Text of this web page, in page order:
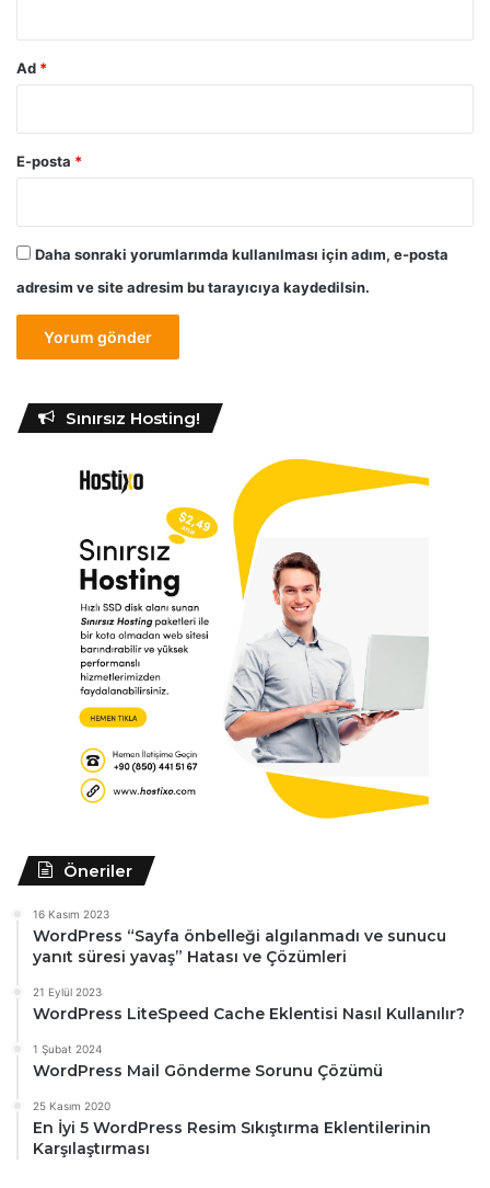
Ad *
E-posta *
Daha sonraki yorumlarımda kullanılması için adım, e-posta
adresim ve site adresim bu tarayıcıya kaydedilsin.
Sınırsız Hosting!
Öneriler
16 Kasım 2023
WordPress “Sayfa önbelleği algılanmadı ve sunucu
yanıt süresi yavaş” Hatası ve Çözümleri
21 Eylül 2023
WordPress LiteSpeed Cache Eklentisi Nasıl Kullanılır?
1 Şubat 2024
WordPress Mail Gönderme Sorunu Çözümü
25 Kasım 2020
En İyi 5 WordPress Resim Sıkıştırma Eklentilerinin
Karşılaştırması